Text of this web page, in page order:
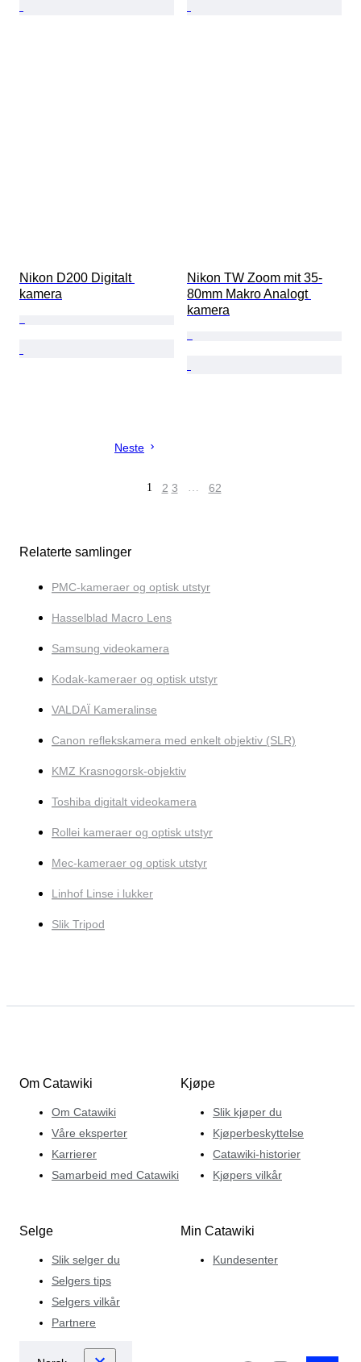
Nikon D200 Digitalt
kamera
Nikon TW Zoom mit 35-
80mm Makro Analogt
kamera
Neste
1 2 3 … 62
Relaterte samlinger
PMC-kameraer og optisk utstyr
Hasselblad Macro Lens
Samsung videokamera
Kodak-kameraer og optisk utstyr
VALDAÏ Kameralinse
Canon reflekskamera med enkelt objektiv (SLR)
KMZ Krasnogorsk-objektiv
Toshiba digitalt videokamera
Rollei kameraer og optisk utstyr
Mec-kameraer og optisk utstyr
Linhof Linse i lukker
Slik Tripod
Om Catawiki
Om Catawiki
Våre eksperter
Karrierer
Samarbeid med Catawiki
Kjøpe
Slik kjøper du
Kjøperbeskyttelse
Catawiki-historier
Kjøpers vilkår
Selge
Slik selger du
Selgers tips
Selgers vilkår
Partnere
Min Catawiki
Kundesenter